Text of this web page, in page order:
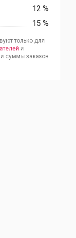
12 %
15 %
только для
и
суммы заказов